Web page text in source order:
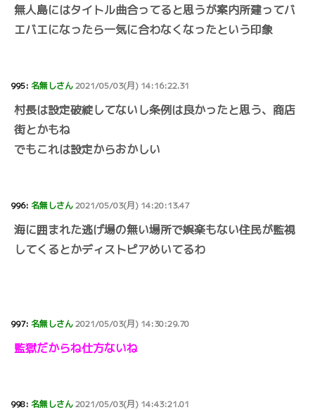
無人島にはタイトル曲合ってると思うが案内所建ってバ
エバエになったら一気に合わなくなったという印象
995: 名無しさん2021/05/03(月) 14:16:22.31
村長は設定破綻してないし条例は良かったと思う、商店
街とかもね
でもこれは設定からおかしい
996: 名無しさん2021/05/03(月) 14:20:13.47
海に囲まれた逃げ場の無い場所で娯楽もない住民が監視
してくるとかディストピアめいてるわ
997: 名無しさん2021/05/03(月) 14:30:29.70
監獄だからね仕方ないね
998: 名無しさん2021/05/03(月) 14:43:21.01